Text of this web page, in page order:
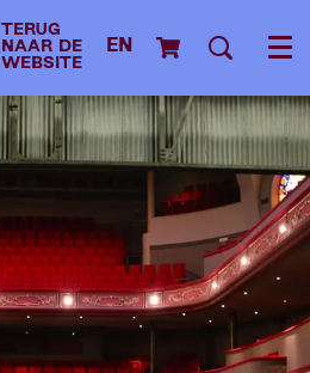
TERUG
NAAR DE
WEBSITE
EN